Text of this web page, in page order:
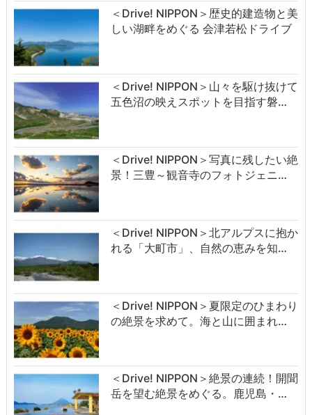
＜Drive! NIPPON＞歴史的建造物と美
しい湖畔をめぐる 会津若松ドライブ
＜Drive! NIPPON＞山々を駆け抜けて
五色沼の映えスポットを目指す磐…
＜Drive! NIPPON＞写真に残したい絶
景！三豊～観音寺のフォトジェニ…
＜Drive! NIPPON＞北アルプスに抱か
れる「大町市」、自然の恵みを知…
＜Drive! NIPPON＞夏限定のひまわり
の絶景を求めて。海と山に囲まれ…
＜Drive! NIPPON＞絶景の連続！開聞
岳を望む絶景をめぐる。鹿児島・…